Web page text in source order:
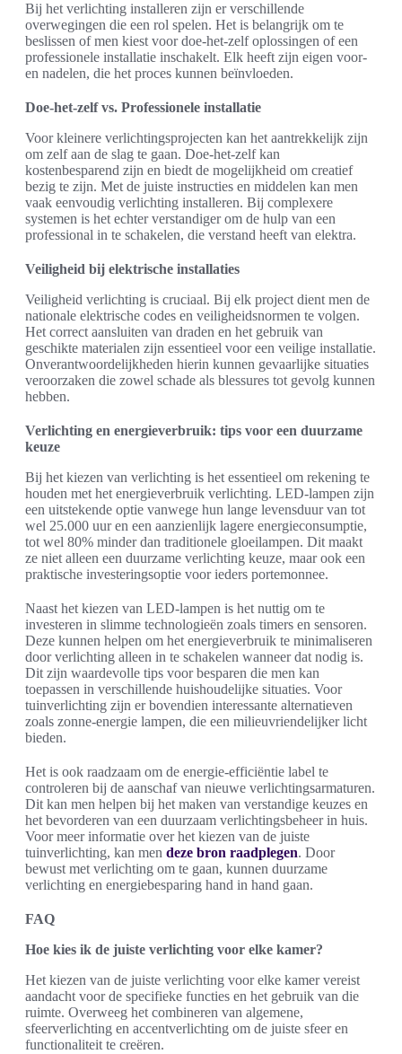
Bij het verlichting installeren zijn er verschillende
overwegingen die een rol spelen. Het is belangrijk om te
beslissen of men kiest voor doe-het-zelf oplossingen of een
professionele installatie inschakelt. Elk heeft zijn eigen voor-
en nadelen, die het proces kunnen beïnvloeden.
Doe-het-zelf vs. Professionele installatie
Voor kleinere verlichtingsprojecten kan het aantrekkelijk zijn
om zelf aan de slag te gaan. Doe-het-zelf kan
kostenbesparend zijn en biedt de mogelijkheid om creatief
bezig te zijn. Met de juiste instructies en middelen kan men
vaak eenvoudig verlichting installeren. Bij complexere
systemen is het echter verstandiger om de hulp van een
professional in te schakelen, die verstand heeft van elektra.
Veiligheid bij elektrische installaties
Veiligheid verlichting is cruciaal. Bij elk project dient men de
nationale elektrische codes en veiligheidsnormen te volgen.
Het correct aansluiten van draden en het gebruik van
geschikte materialen zijn essentieel voor een veilige installatie.
Onverantwoordelijkheden hierin kunnen gevaarlijke situaties
veroorzaken die zowel schade als blessures tot gevolg kunnen
hebben.
Verlichting en energieverbruik: tips voor een duurzame
keuze
Bij het kiezen van verlichting is het essentieel om rekening te
houden met het energieverbruik verlichting. LED-lampen zijn
een uitstekende optie vanwege hun lange levensduur van tot
wel 25.000 uur en een aanzienlijk lagere energieconsumptie,
tot wel 80% minder dan traditionele gloeilampen. Dit maakt
ze niet alleen een duurzame verlichting keuze, maar ook een
praktische investeringsoptie voor ieders portemonnee.
Naast het kiezen van LED-lampen is het nuttig om te
investeren in slimme technologieën zoals timers en sensoren.
Deze kunnen helpen om het energieverbruik te minimaliseren
door verlichting alleen in te schakelen wanneer dat nodig is.
Dit zijn waardevolle tips voor besparen die men kan
toepassen in verschillende huishoudelijke situaties. Voor
tuinverlichting zijn er bovendien interessante alternatieven
zoals zonne-energie lampen, die een milieuvriendelijker licht
bieden.
Het is ook raadzaam om de energie-efficiëntie label te
controleren bij de aanschaf van nieuwe verlichtingsarmaturen.
Dit kan men helpen bij het maken van verstandige keuzes en
het bevorderen van een duurzaam verlichtingsbeheer in huis.
Voor meer informatie over het kiezen van de juiste
tuinverlichting, kan men deze bron raadplegen. Door
bewust met verlichting om te gaan, kunnen duurzame
verlichting en energiebesparing hand in hand gaan.
FAQ
Hoe kies ik de juiste verlichting voor elke kamer?
Het kiezen van de juiste verlichting voor elke kamer vereist
aandacht voor de specifieke functies en het gebruik van die
ruimte. Overweeg het combineren van algemene,
sfeerverlichting en accentverlichting om de juiste sfeer en
functionaliteit te creëren.